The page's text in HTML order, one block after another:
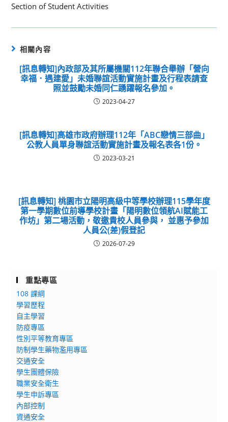
Section of Student Activities
相關內容
[訊息轉知]內政部及其所屬機關112年聯合舉辦「營向
幸福．遇建愛」未婚聯誼活動實施計畫及行程表請查
照並鼓勵未婚同仁踴躍報名參加。
2023-04-27
[訊息轉知]高雄市政府辦理112年「ABC戀情三部曲」
公教人員單身聯誼活動實施計畫及報名表各1份。
2023-03-21
[訊息轉知] 桃園市立陽明高級中等學校辦理115學年度
第一學期數位前導學校計畫「陽明數位領航AI賦能工
作坊」第二場活動，敬邀貴校人員參與， 並惠予參加
人員公(差)假登記
2026-07-29
重點專區
108 課綱
學習歷程
自主學習
防疫專區
性別平等教育專區
防制學生藥物濫用專區
交通安全
學生團體保險
職業安全衛生
學生申訴專區
內部控制
資通安全